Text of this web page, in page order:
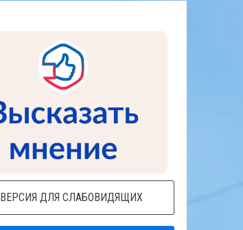
ВЕРСИЯ ДЛЯ СЛАБОВИДЯЩИХ